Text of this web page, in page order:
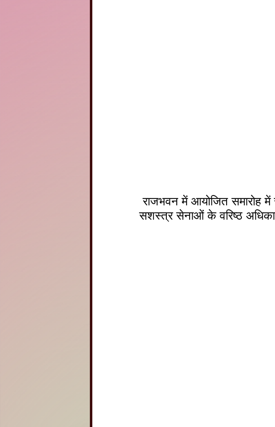
राजभवन में आयोजित समारोह में राजस्थान के माननीय शिक्षा मंत्री ,मुख्य सचिव, सहित
सशस्त्र सेनाओं के वरिष्ठ